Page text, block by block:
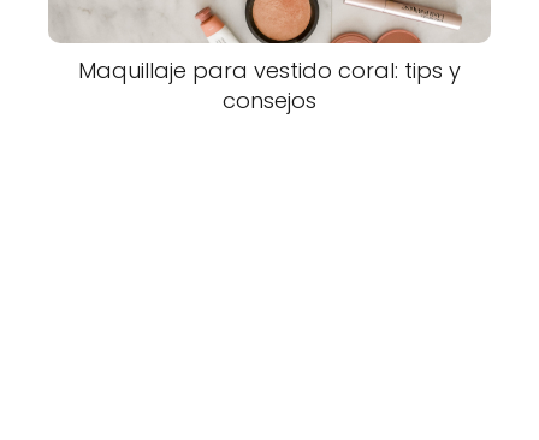
Maquillaje para vestido coral: tips y
consejos